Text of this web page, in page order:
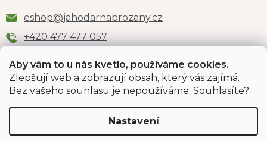
Aby vám to u nás kvetlo, používáme cookies.
Zlepšují web a zobrazují obsah, který vás zajímá.
Bez vašeho souhlasu je nepoužíváme. Souhlasíte?
Nastavení
eshop@jahodarnabrozany.cz
+420 477 477 057
Odběr newsletteru